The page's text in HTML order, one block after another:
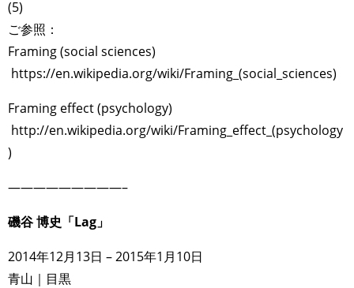
(5)
ご参照：
Framing (social sciences)
https://en.wikipedia.org/wiki/Framing_(social_sciences)
Framing effect (psychology)
http://en.wikipedia.org/wiki/Framing_effect_(psychology
)
—————————–
磯谷 博史「Lag」
2014年12月13日 – 2015年1月10日
青山｜目黒